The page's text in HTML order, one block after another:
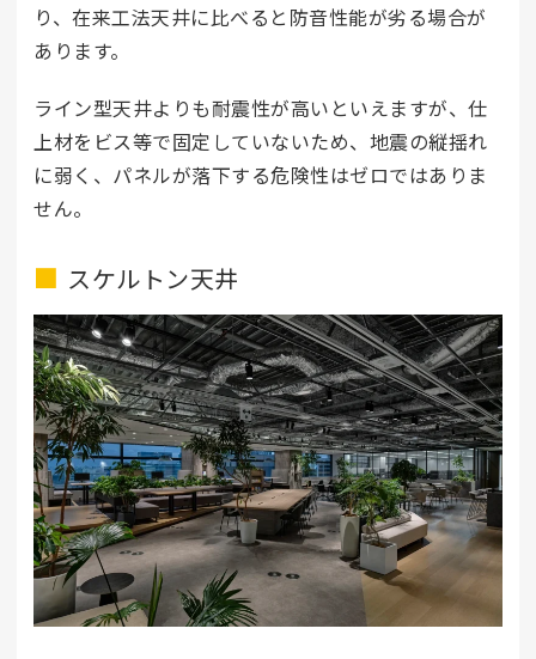
り、在来工法天井に比べると防音性能が劣る場合が
あります。
ライン型天井よりも耐震性が高いといえますが、仕
上材をビス等で固定していないため、地震の縦揺れ
に弱く、パネルが落下する危険性はゼロではありま
せん。
スケルトン天井